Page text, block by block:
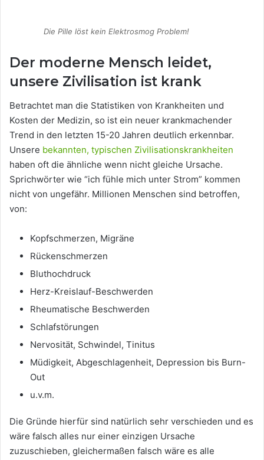
Die Pille löst kein Elektrosmog Problem!
Der moderne Mensch leidet,
unsere Zivilisation ist krank
Betrachtet man die Statistiken von Krankheiten und
Kosten der Medizin, so ist ein neuer krankmachender
Trend in den letzten 15-20 Jahren deutlich erkennbar.
Unsere bekannten, typischen Zivilisationskrankheiten
haben oft die ähnliche wenn nicht gleiche Ursache.
Sprichwörter wie “ich fühle mich unter Strom” kommen
nicht von ungefähr. Millionen Menschen sind betroffen,
von:
Kopfschmerzen, Migräne
Rückenschmerzen
Bluthochdruck
Herz-Kreislauf-Beschwerden
Rheumatische Beschwerden
Schlafstörungen
Nervosität, Schwindel, Tinitus
Müdigkeit, Abgeschlagenheit, Depression bis Burn-
Out
u.v.m.
Die Gründe hierfür sind natürlich sehr verschieden und es
wäre falsch alles nur einer einzigen Ursache
zuzuschieben, gleichermaßen falsch wäre es alle